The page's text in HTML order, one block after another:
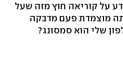
על קוריאה חוץ מזה שעל
מוצמדת פעם מדבקה